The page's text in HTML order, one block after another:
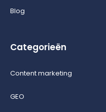
Blog
Categorieën
Content marketing
GEO